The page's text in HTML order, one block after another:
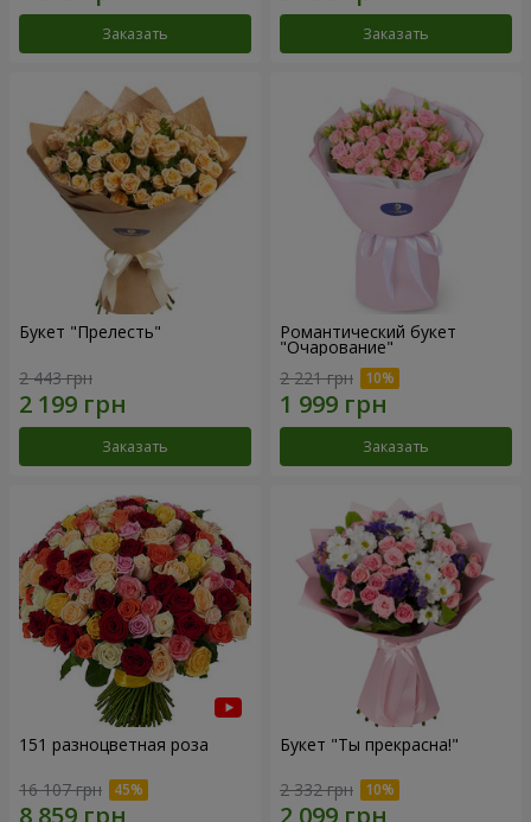
Заказать Заказать
Букет "Прелесть"
2 443 грн
Заказать
Романтический букет
"Очарование"
2 221 грн
Заказать
151 разноцветная роза
16 107 грн
Букет "Ты прекрасна!"
2 332 грн